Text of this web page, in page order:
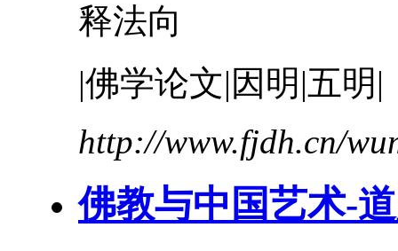
释法向
|佛学论文|因明|五明|
http://www.fjdh.cn/
佛教与中国艺术-